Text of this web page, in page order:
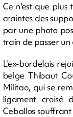
Ce n'est que plus
craintes des
par une photo
train de passer un
L'ex-bordelais
belge Thibaut
Militao, qui se
ligament croisé
Ceballos